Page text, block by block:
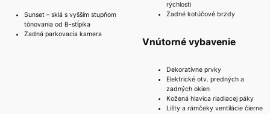
Sunset – sklá s vyšším stupňom
tónovania od B-stĺpika
Zadná parkovacia kamera
rýchlosti
Zadné kotúčové brzdy
Vnútorné vybavenie
Dekoratívne prvky
Elektrické otv. predných a
zadných okien
Kožená hlavica riadiacej páky
Lišty a rámčeky ventilácie čierne